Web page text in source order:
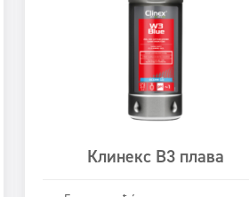
Клинекс В3 плава